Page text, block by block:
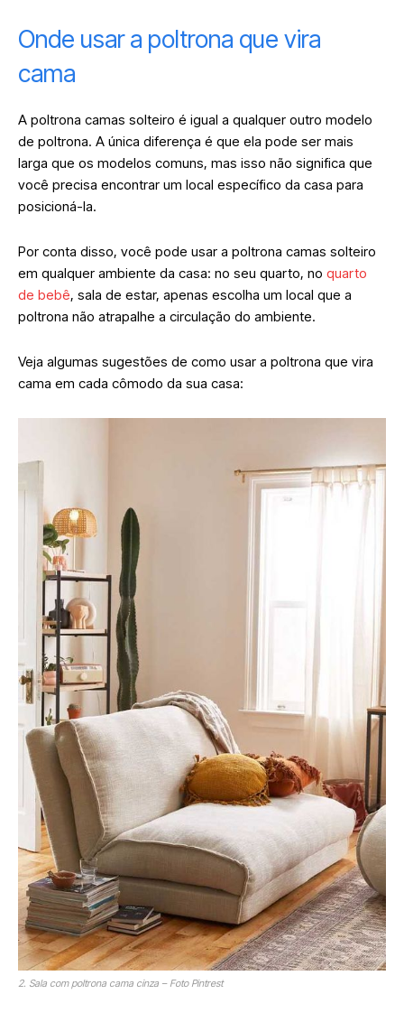
Onde usar a poltrona que vira
cama
A poltrona camas solteiro é igual a qualquer outro modelo
de poltrona. A única diferença é que ela pode ser mais
larga que os modelos comuns, mas isso não significa que
você precisa encontrar um local específico da casa para
posicioná-la.
Por conta disso, você pode usar a poltrona camas solteiro
em qualquer ambiente da casa: no seu quarto, no quarto
de bebê, sala de estar, apenas escolha um local que a
poltrona não atrapalhe a circulação do ambiente.
Veja algumas sugestões de como usar a poltrona que vira
cama em cada cômodo da sua casa:
2. Sala com poltrona cama cinza – Foto Pintrest